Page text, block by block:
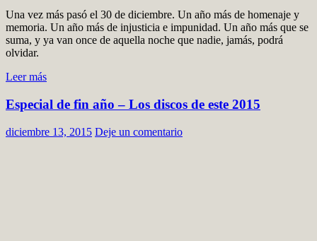
Una vez más pasó el 30 de diciembre. Un año más de homenaje y
memoria. Un año más de injusticia e impunidad. Un año más que se
suma, y ya van once de aquella noche que nadie, jamás, podrá
olvidar.
Leer más
Especial de fin año – Los discos de este 2015
diciembre 13, 2015 Deje un comentario